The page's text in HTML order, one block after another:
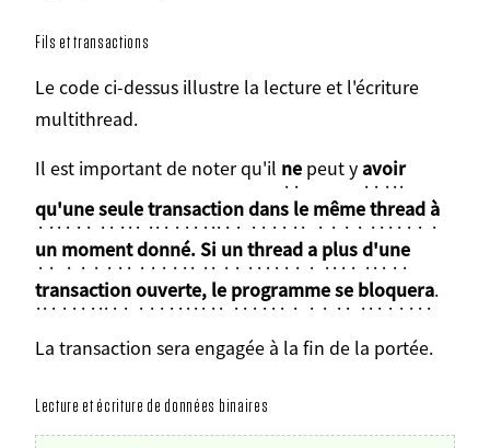
Fils et transactions
Le code ci-dessus illustre la lecture et l'écriture
multithread.
Il est important de noter qu'il ne peut y avoir
qu'une seule transaction dans le même thread à
un moment donné. Si un thread a plus d'une
transaction ouverte, le programme se bloquera.
La transaction sera engagée à la fin de la portée.
Lecture et écriture de données binaires